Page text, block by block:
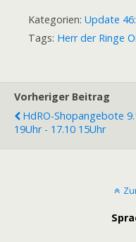
Kategorien: Update
Tags: Herr der Ringe
Vorheriger Beitrag
HdRO-Shopangebote
19Uhr - 17.10 15Uhr